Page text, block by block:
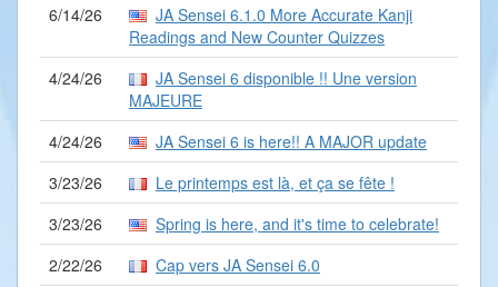
6/14/26
JA Sensei 6.1.0 More Accurate Kanji
Readings and New Counter Quizzes
4/24/26
JA Sensei 6 disponible !! Une version
MAJEURE
4/24/26
JA Sensei 6 is here!! A MAJOR update
3/23/26
Le printemps est là, et ça se fête !
3/23/26
Spring is here, and it's time to celebrate!
2/22/26
Cap vers JA Sensei 6.0